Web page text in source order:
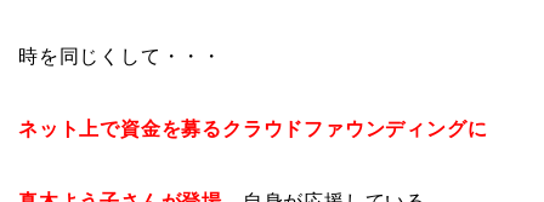
時を同じくして・・・
ネット上で資金を募るクラウドファウンディングに